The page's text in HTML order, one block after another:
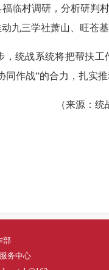
临村调研，分析研
九三学社萧山、旺苍
统战系统将把帮扶
作战”的合力，扎实
（来源：统
部
务中心